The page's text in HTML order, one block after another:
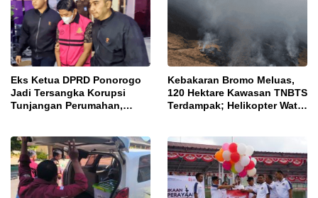
Eks Ketua DPRD Ponorogo
Jadi Tersangka Korupsi
Tunjangan Perumahan,
Kebakaran Bromo Meluas,
120 Hektare Kawasan TNBTS
Terdampak; Helikopter Water